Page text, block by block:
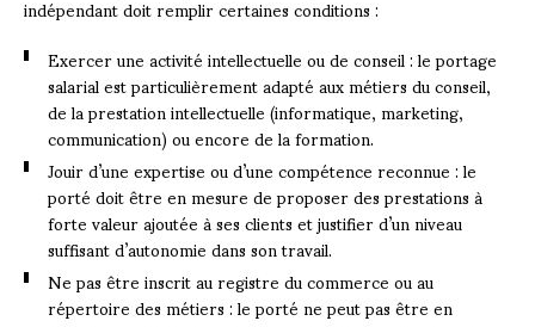
Exercer une activité intellectuelle ou de conseil : le portage
salarial est particulièrement adapté aux métiers du conseil,
de la prestation intellectuelle (informatique, marketing,
communication) ou encore de la formation.
Jouir d’une expertise ou d’une compétence reconnue : le
porté doit être en mesure de proposer des prestations à
forte valeur ajoutée à ses clients et justifier d’un niveau
suffisant d’autonomie dans son travail.
Ne pas être inscrit au registre du commerce ou au
répertoire des métiers : le porté ne peut pas être en